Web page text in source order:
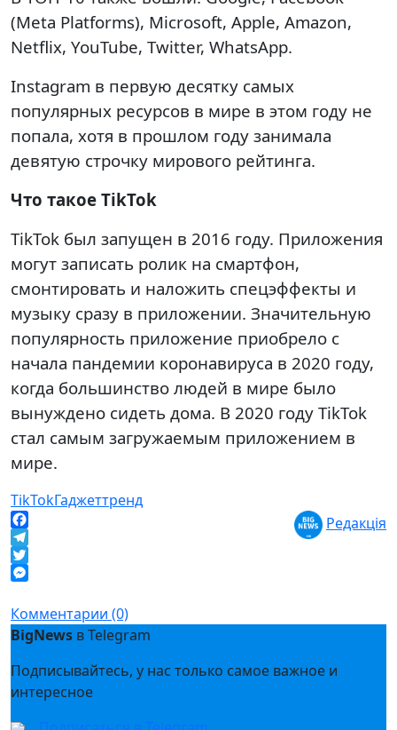
(Meta Platforms), Microsoft, Apple, Amazon,
Netflix, YouTube, Twitter, WhatsApp.
Instagram в первую десятку самых
популярных ресурсов в мире в этом году не
попала, хотя в прошлом году занимала
девятую строчку мирового рейтинга.
Что такое TikTok
TikTok был запущен в 2016 году. Приложения
могут записать ролик на смартфон,
смонтировать и наложить спецэффекты и
музыку сразу в приложении. Значительную
популярность приложение приобрело с
начала пандемии коронавируса в 2020 году,
когда большинство людей в мире было
вынуждено сидеть дома. В 2020 году TikTok
стал самым загружаемым приложением в
мире.
TikTokГаджеттренд
Facebook
Telegram
Twitter
Редакція
Комментарии (0)
BigNews в Telegram
Подписывайтесь, у нас только самое важное и
интересное